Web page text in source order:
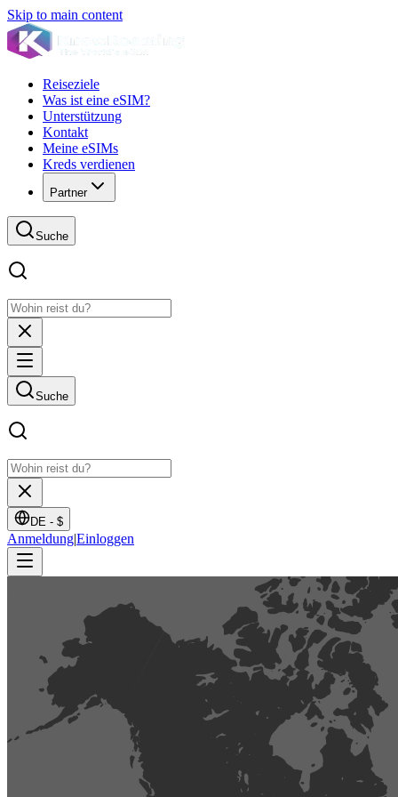
Skip to main content
Reiseziele
Was ist eine eSIM?
Unterstützung
Kontakt
Meine eSIMs
Kreds verdienen
Partner
Suche
Suche
DE - $
Anmeldung|Einloggen